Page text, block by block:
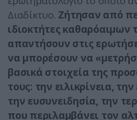
Διαδίκτυο. Ζήτησαν από
ιδιοκτήτες
απαντήσουν στις
να μπορέσουν να
βασικά στοιχεία της
τους: την ειλικρίνεια,
την ευσυνειδησία, την
που περιλαμβάνει τον